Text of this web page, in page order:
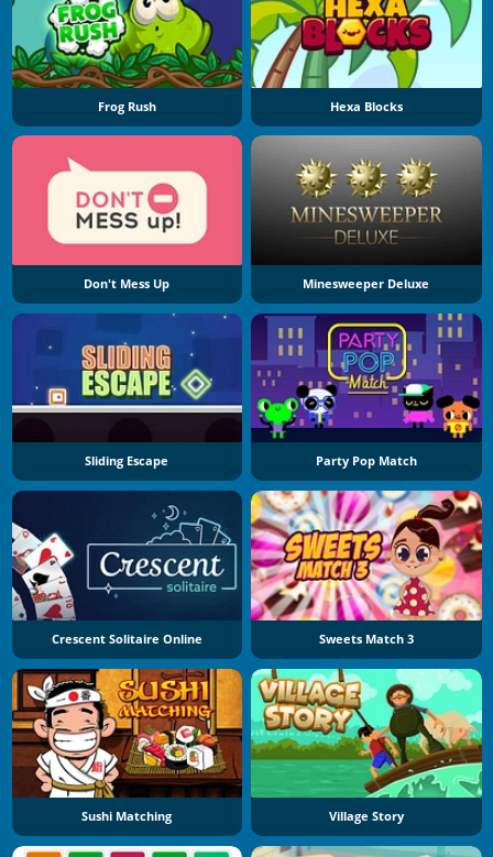
Frog Rush Hexa Blocks
Don't Mess Up Minesweeper Deluxe
Sliding Escape Party Pop Match
Crescent Solitaire Online Sweets Match 3
Sushi Matching Village Story